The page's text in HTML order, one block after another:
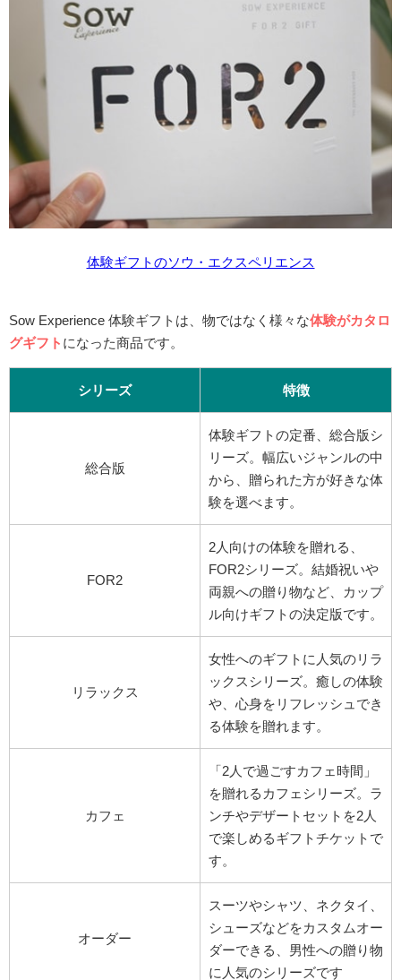
体験ギフトのソウ・エクスペリエンス
Sow Experience 体験ギフトは、物ではなく様々な体験がカタロ
グギフト になった商品です。
シリーズ 特徴
総合版
体験ギフトの定番、総合版シ
リーズ。幅広いジャンルの中
から、贈られた方が好きな体
験を選べます。
FOR2
2人向けの体験を贈れる、
FOR2シリーズ。結婚祝いや
両親への贈り物など、カップ
ル向けギフトの決定版です。
リラックス
女性へのギフトに人気のリラ
ックスシリーズ。癒しの体験
や、心身をリフレッシュでき
る体験を贈れます。
カフェ
「2人で過ごすカフェ時間」
を贈れるカフェシリーズ。ラ
ンチやデザートセットを2人
で楽しめるギフトチケットで
す。
オーダー
スーツやシャツ、ネクタイ、
シューズなどをカスタムオー
ダーできる、男性への贈り物
に人気のシリーズです